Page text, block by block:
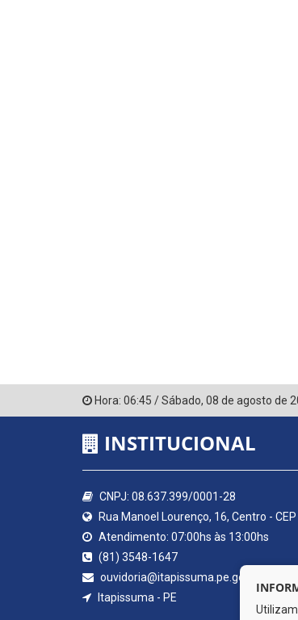
Hora: 06:45 /Sábado, 08 de agosto de
INSTITUCIONAL
CNPJ: 08.637.399/0001-28
Rua Manoel Lourenço, 16, Centro -
Atendimento: 07:00hs às 13:00hs
(81) 3548-1647
ouvidoria@itapissuma.pe.gov.br
Itapissuma - PE